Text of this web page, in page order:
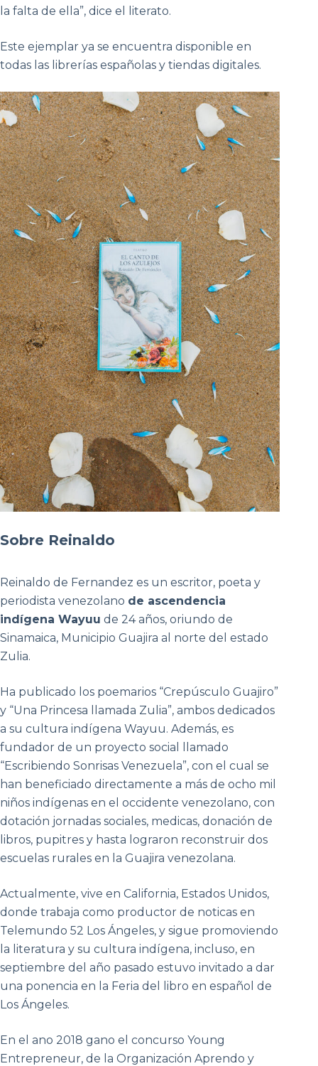
la falta de ella”, dice el literato.
Este ejemplar ya se encuentra disponible en
todas las librerías españolas y tiendas digitales.
Sobre Reinaldo
Reinaldo de Fernandez es un escritor, poeta y
periodista venezolano de ascendencia
indígena Wayuu de 24 años, oriundo de
Sinamaica, Municipio Guajira al norte del estado
Zulia.
Ha publicado los poemarios “Crepúsculo Guajiro”
y “Una Princesa llamada Zulia”, ambos dedicados
a su cultura indígena Wayuu. Además, es
fundador de un proyecto social llamado
“Escribiendo Sonrisas Venezuela”, con el cual se
han beneficiado directamente a más de ocho mil
niños indígenas en el occidente venezolano, con
dotación jornadas sociales, medicas, donación de
libros, pupitres y hasta lograron reconstruir dos
escuelas rurales en la Guajira venezolana.
Actualmente, vive en California, Estados Unidos,
donde trabaja como productor de noticas en
Telemundo 52 Los Ángeles, y sigue promoviendo
la literatura y su cultura indígena, incluso, en
septiembre del año pasado estuvo invitado a dar
una ponencia en la Feria del libro en español de
Los Ángeles.
En el ano 2018 gano el concurso Young
Entrepreneur, de la Organización Aprendo y